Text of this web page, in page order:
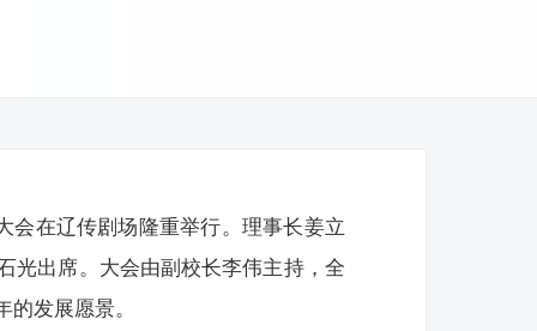
会在辽传剧场隆重举行。理事长姜立
光出席。大会由副校长李伟主持，全
发展愿景。